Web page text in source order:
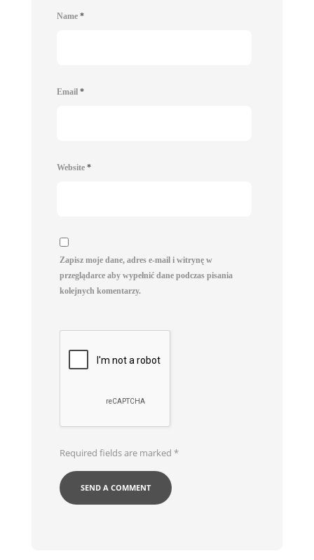
Name *
Email *
Website *
Zapisz moje dane, adres e-mail i witrynę w
przeglądarce aby wypełnić dane podczas pisania
kolejnych komentarzy.
Required fields are marked *